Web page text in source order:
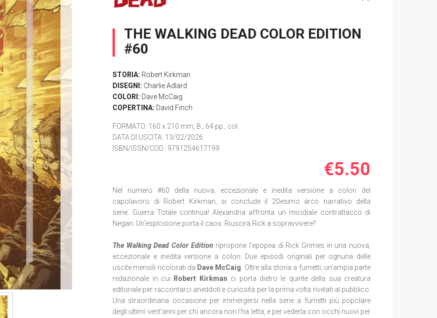
THE WALKING DEAD COLOR EDITION
#60
STORIA: Robert Kirkman
DISEGNI: Charlie Adlard
COLORI: Dave McCaig
COPERTINA: David Finch
FORMATO: 160 x 210 mm, B., 64 pp., col.
DATA DI USCITA: 13/02/2026
ISBN/ISSN/COD.: 9791254617199
€5.50
Nel numero #60 della nuova, eccezionale e inedita versione a colori del
capolavoro di Robert Kirkman, si conclude il 20esimo arco narrativo della
serie. Guerra Totale continua! Alexandria affronta un micidiale contrattacco di
Negan. Un'esplosione porta il caos. Riuscirà Rick a sopravvivere?
The Walking Dead Color Edition ripropone l’epopea di Rick Grimes in una nuova,
eccezionale e inedita versione a colori. Due episodi originali per ognuna delle
uscite mensili ricolorati da Dave McCaig . Oltre alla storia a fumetti, un'ampia parte
redazionale in cui
Robert Kirkman ci porta dietro le quinte della sua creatura
editoriale per raccontarci aneddoti e curiosità per la prima volta rivelati al pubblico.
Una straordinaria occasione per immergersi nella serie a fumetti più popolare
degli ultimi vent'anni per chi ancora non l’ha letta, e per vederla con occhi nuovi per